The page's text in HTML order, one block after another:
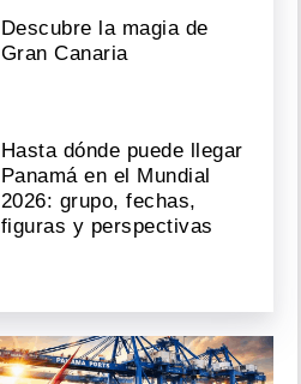
Descubre la magia de
Gran Canaria
Hasta dónde puede llegar
Panamá en el Mundial
2026: grupo, fechas,
figuras y perspectivas